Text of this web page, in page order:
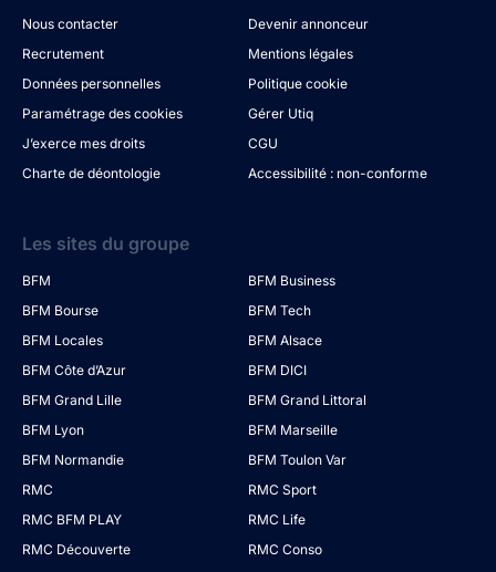
Nous contacter
Devenir annonceur
Recrutement
Mentions légales
Données personnelles
Politique cookie
Paramétrage des cookies
Gérer Utiq
J’exerce mes droits
CGU
Charte de déontologie
Accessibilité : non-conforme
Les sites du groupe
BFM
BFM Business
BFM Bourse
BFM Tech
BFM Locales
BFM Alsace
BFM Côte d’Azur
BFM DICI
BFM Grand Lille
BFM Grand Littoral
BFM Lyon
BFM Marseille
BFM Normandie
BFM Toulon Var
RMC
RMC Sport
RMC BFM PLAY
RMC Life
RMC Découverte
RMC Conso